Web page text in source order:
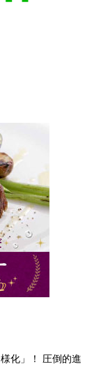
化」！ 圧倒的進